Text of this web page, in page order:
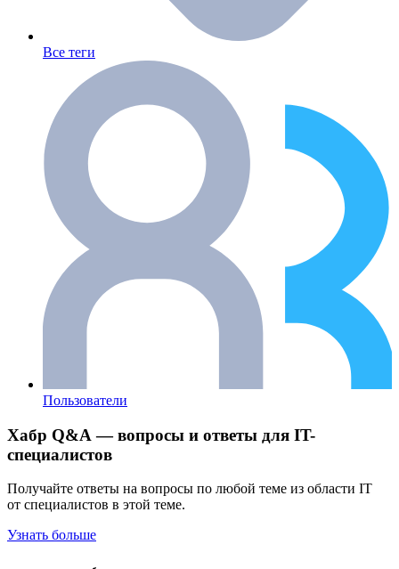
Все теги
Пользователи
Хабр Q&A — вопросы и ответы для IT-
специалистов
Получайте ответы на вопросы по любой теме из области IT
от специалистов в этой теме.
Узнать больше